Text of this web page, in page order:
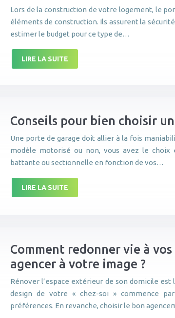
Lors de la construction de votre logement, le
éléments de construction. Ils assurent la
estimer le budget pour ce type de…
LIRE LA SUITE
Conseils pour bien choisir
Une porte de garage doit allier à la fois
modèle motorisé ou non, vous avez le choix
battante ou sectionnelle en fonction de vos…
LIRE LA SUITE
Comment redonner vie à
agencer à votre image ?
Rénover l’espace extérieur de son domicile est
design de votre « chez-soi » commence
préférences. En revanche, choisir le bon